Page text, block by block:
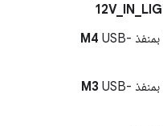
M4 USB-
M3 USB-